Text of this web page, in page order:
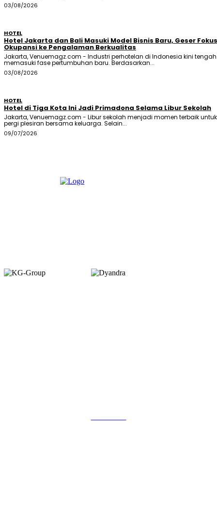
03/08/2026
HOTEL
Hotel Jakarta dan Bali Masuki Model Bisnis Baru, Geser Fokus
Okupansi ke Pengalaman Berkualitas
Jakarta, Venuemagz.com - Industri perhotelan di Indonesia kini tengah
memasuki fase pertumbuhan baru. Berdasarkan...
03/08/2026
HOTEL
Hotel di Tiga Kota Ini Jadi Primadona Selama Libur Sekolah
Jakarta, Venuemagz.com - Libur sekolah menjadi momen terbaik untuk
pergi plesiran bersama keluarga. Selain...
09/07/2026